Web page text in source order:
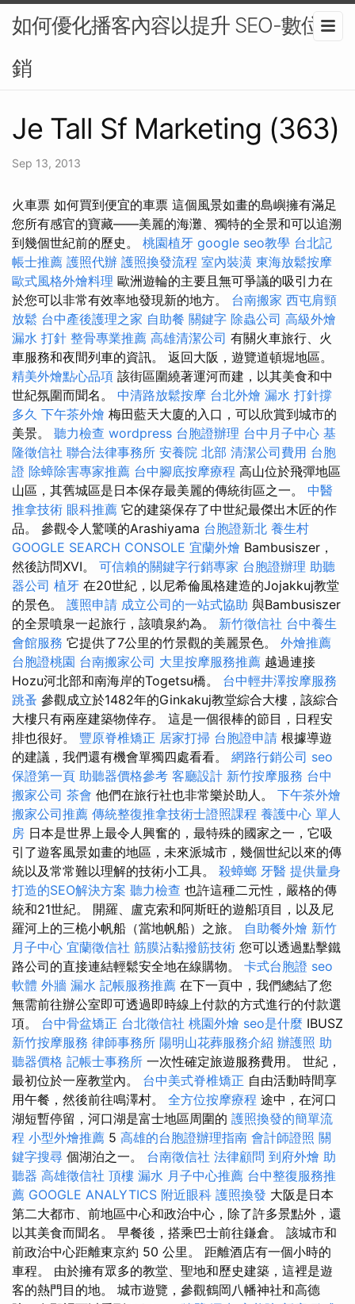
如何優化播客內容以提升 SEO-數位行
銷
Je Tall Sf Marketing (363)
Sep 13, 2013
火車票 如何買到便宜的車票 這個風景如畫的島嶼擁有滿足
您所有感官的寶藏——美麗的海灘、獨特的全景和可以追溯
到幾個世紀前的歷史。 桃園植牙 google seo教學 台北記
帳士推薦 護照代辦 護照換發流程 室內裝潢 東海放鬆按摩
歐式風格外燴料理 歐洲遊輪的主要且無可爭議的吸引力在
於您可以非常有效率地發現新的地方。 台南搬家 西屯肩頸
放鬆 台中產後護理之家 自助餐 關鍵字 除蟲公司 高級外燴
漏水 打針 整骨專業推薦 高雄清潔公司 有關火車旅行、火
車服務和夜間列車的資訊。 返回大阪，遊覽道頓堀地區。
精美外燴點心品項 該街區圍繞著運河而建，以其美食和中
世紀氛圍而聞名。 中清路放鬆按摩 台北外燴 漏水 打針撐
多久 下午茶外燴 梅田藍天大廈的入口，可以欣賞到城市的
美景。 聽力檢查 wordpress 台胞證辦理 台中月子中心 基
隆徵信社 聯合法律事務所 安養院 北部 清潔公司費用 台胞
證 除蟑除害專家推薦 台中腳底按摩療程 高山位於飛彈地區
山區，其舊城區是日本保存最美麗的傳統街區之一。 中醫
推拿技術 眼科推薦 它的建築保存了中世紀最傑出木匠的作
品。 參觀令人驚嘆的Arashiyama 台胞證新北 養生村
GOOGLE SEARCH CONSOLE 宜蘭外燴 Bambusiszer，
然後訪問XVI。 可信賴的關鍵字行銷專家 台胞證辦理 助聽
器公司 植牙 在20世紀，以尼希倫風格建造的Jojakkuj教堂
的景色。 護照申請 成立公司的一站式協助 與Bambusiszer
的全景噴泉一起旅行，該噴泉約為。 新竹徵信社 台中養生
會館服務 它提供了7公里的竹景觀的美麗景色。 外燴推薦
台胞證桃園 台南搬家公司 大里按摩服務推薦 越過連接
Hozu河北部和南海岸的Togetsu橋。 台中輕井澤按摩服務
跳蚤 參觀成立於1482年的Ginkakuj教堂綜合大樓，該綜合
大樓只有兩座建築物倖存。 這是一個很棒的節目，日程安
排也很好。 豐原脊椎矯正 居家打掃 台胞證申請 根據導遊
的建議，我們還有機會單獨四處看看。 網路行銷公司 seo
保證第一頁 助聽器價格參考 客廳設計 新竹按摩服務 台中
搬家公司 茶會 他們在旅行社也非常樂於助人。 下午茶外燴
搬家公司推薦 傳統整復推拿技術士證照課程 養護中心 單人
房 日本是世界上最令人興奮的，最特殊的國家之一，它吸
引了遊客風景如畫的地區，未來派城市，幾個世紀以來的傳
統以及常常難以理解的技術小工具。 殺蟑螂 牙醫 提供量身
打造的SEO解決方案 聽力檢查 也許這種二元性，嚴格的傳
統和21世紀。 開羅、盧克索和阿斯旺的遊船項目，以及尼
羅河上的三桅小帆船（當地帆船）之旅。 自助餐外燴 新竹
月子中心 宜蘭徵信社 筋膜沾黏撥筋技術 您可以透過點擊鐵
路公司的直接連結輕鬆安全地在線購物。 卡式台胞證 seo
軟體 外牆 漏水 記帳服務推薦 在下一頁中，我們總結了您
無需前往辦公室即可透過即時線上付款的方式進行的付款選
項。 台中骨盆矯正 台北徵信社 桃園外燴 seo是什麼 IBUSZ
新竹按摩服務 律師事務所 陽明山花葬服務介紹 辦護照 助
聽器價格 記帳士事務所 一次性確定旅遊服務費用。 世紀，
最初位於一座教堂內。 台中美式脊椎矯正 自由活動時間享
用午餐，然後前往鳴澤村。 全方位按摩療程 途中，在河口
湖短暫停留，河口湖是富士地區周圍的 護照換發的簡單流
程 小型外燴推薦 5 高雄的台胞證辦理指南 會計師證照 關
鍵字搜尋 個湖泊之一。 台南徵信社 法律顧問 到府外燴 助
聽器 高雄徵信社 頂樓 漏水 月子中心推薦 台中整復服務推
薦 GOOGLE ANALYTICS 附近眼科 護照換發 大阪是日本
第二大都市、前地區中心和政治中心，除了許多景點外，還
以其美食而聞名。 早餐後，搭乘巴士前往鎌倉。 該城市和
前政治中心距離東京約 50 公里。 距離酒店有一個小時的
車程。 由於擁有眾多的教堂、聖地和歷史建築，這裡是遊
客的熱門目的地。 城市遊覽，參觀鶴岡八幡神社和高德